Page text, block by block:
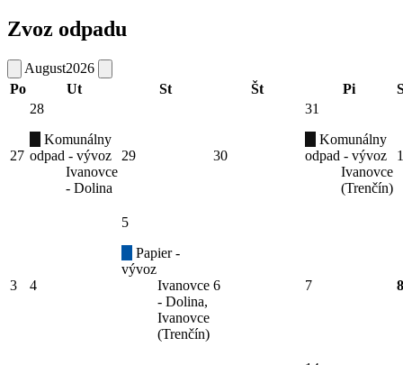
Zvoz odpadu
August2026
Po
Ut St Št Pi
27
28
Komunálny
odpad - vývoz
Ivanovce
- Dolina
29 30
31
Komunálny
odpad - vývoz
Ivanovce
(Trenčín)
1
3 4
5
Papier -
vývoz
Ivanovce
- Dolina,
Ivanovce
(Trenčín)
6 7 8